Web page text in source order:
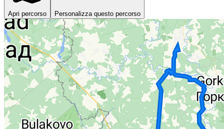
Apri percorso Personalizza questo percorso